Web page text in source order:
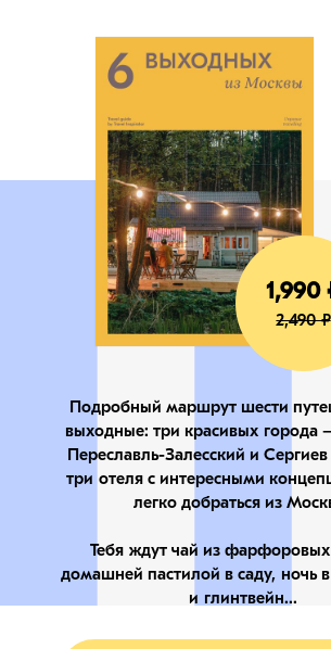
​​Подробный маршрут шести
выходные: три красивых
Переславль-Залесский и
три отеля с интересными
легко добраться из
Тебя ждут чай из
домашней пастилой в саду, ночь
и глинтвейн...
1,990
2,490 ₽